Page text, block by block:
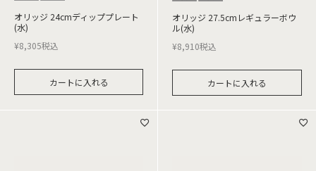
オリッジ 24cmディッププレート
(水)
¥8,305税込
カートに入れる
オリッジ 27.5cmレギュラーボウ
ル(水)
¥8,910税込
カートに入れる